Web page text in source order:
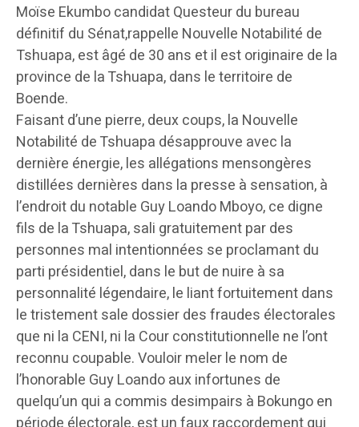
Moïse Ekumbo candidat Questeur du bureau
définitif du Sénat,rappelle Nouvelle Notabilité de
Tshuapa, est âgé de 30 ans et il est originaire de la
province de la Tshuapa, dans le territoire de
Boende.
Faisant d’une pierre, deux coups, la Nouvelle
Notabilité de Tshuapa désapprouve avec la
dernière énergie, les allégations mensongères
distillées dernières dans la presse à sensation, à
l’endroit du notable Guy Loando Mboyo, ce digne
fils de la Tshuapa, sali gratuitement par des
personnes mal intentionnées se proclamant du
parti présidentiel, dans le but de nuire à sa
personnalité légendaire, le liant fortuitement dans
le tristement sale dossier des fraudes électorales
que ni la CENI, ni la Cour constitutionnelle ne l’ont
reconnu coupable. Vouloir meler le nom de
l’honorable Guy Loando aux infortunes de
quelqu’un qui a commis desimpairs à Bokungo en